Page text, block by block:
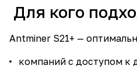
Для кого
Antminer S21+ —
компаний с доступом к